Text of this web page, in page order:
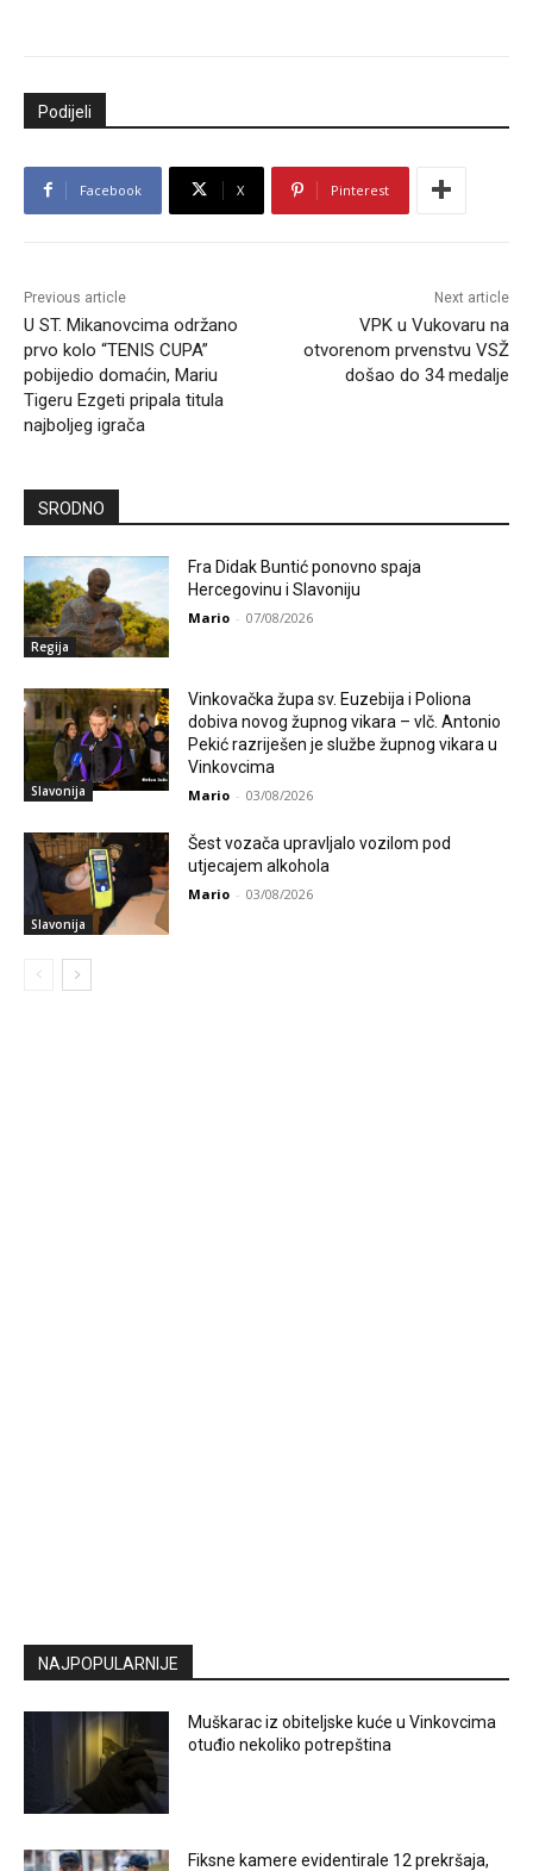
Podijeli
Facebook X Pinterest
Previous article
U ST. Mikanovcima održano
prvo kolo “TENIS CUPA”
pobijedio domaćin, Mariu
Tigeru Ezgeti pripala titula
najboljeg igrača
Next article
VPK u Vukovaru na
otvorenom prvenstvu VSŽ
došao do 34 medalje
SRODNO
Regija
Fra Didak Buntić ponovno spaja
Hercegovinu i Slavoniju
Mario - 07/08/2026
Slavonija
Vinkovačka župa sv. Euzebija i Poliona
dobiva novog župnog vikara – vlč. Antonio
Pekić razriješen je službe župnog vikara u
Vinkovcima
Mario - 03/08/2026
Slavonija
Šest vozača upravljalo vozilom pod
utjecajem alkohola
Mario - 03/08/2026
NAJPOPULARNIJE
Muškarac iz obiteljske kuće u Vinkovcima
otuđio nekoliko potrepština
Fiksne kamere evidentirale 12 prekršaja,